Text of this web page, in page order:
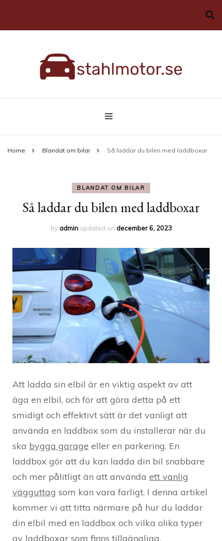
stahlmotor.se
Home Blandat om bilar Så laddar du bilen med laddboxar
BLANDAT OM BILAR
Så laddar du bilen med laddboxar
byadmin updated on december 6, 2023
Att ladda sin elbil är en viktig aspekt av att
äga en elbil, och för att göra detta på ett
smidigt och effektivt sätt är det vanligt att
använda en laddbox som du installerar när du
ska bygga garage eller en parkering. En
laddbox gör att du kan ladda din bil snabbare
och mer pålitligt än att använda ett vanlig
vägguttag som kan vara farligt. I denna artikel
kommer vi att titta närmare på hur du laddar
din elbil med en laddbox och vilka olika typer
av laddboxar som finns tillgängliga.